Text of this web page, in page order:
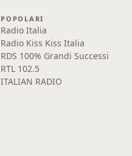
POPOLARI
Radio Italia
Radio Kiss Kiss Italia
RDS 100% Grandi Successi
RTL 102.5
ITALIAN RADIO